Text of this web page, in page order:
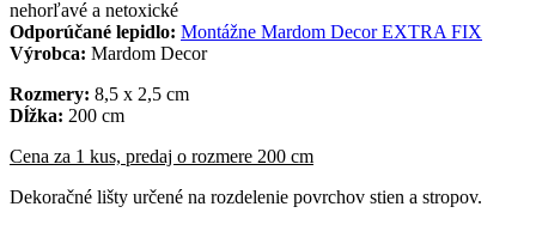
nehorľavé a netoxické
Odporúčané lepidlo: Montážne Mardom Decor EXTRA FIX
Výrobca: Mardom Decor
Rozmery: 8,5 x 2,5 cm
Dĺžka: 200 cm
Cena za 1 kus, predaj o rozmere 200 cm
Dekoračné lišty určené na rozdelenie povrchov stien a stropov.